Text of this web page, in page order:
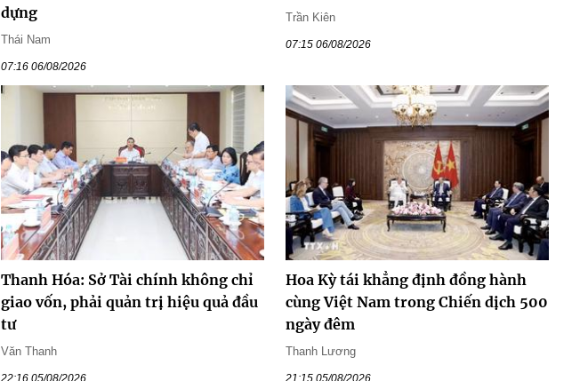
dựng
Thái Nam
07:16 06/08/2026
Trần Kiên
07:15 06/08/2026
Thanh Hóa: Sở Tài chính không chỉ
giao vốn, phải quản trị hiệu quả đầu
tư
Văn Thanh
22:16 05/08/2026
Hoa Kỳ tái khẳng định đồng hành
cùng Việt Nam trong Chiến dịch 500
ngày đêm
Thanh Lương
21:15 05/08/2026